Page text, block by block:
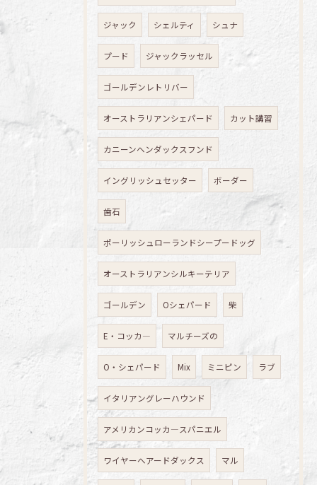
ジャック シェルティ シュナ
プード ジャックラッセル
ゴールデンレトリバー
オーストラリアンシェパード カット講習
カニーンヘンダックスフンド
イングリッシュセッター ボーダー
歯石
ポーリッシュローランドシープードッグ
オーストラリアンシルキーテリア
ゴールデン Oシェパード 柴
E・コッカ― マルチーズの
O・シェパード Mix ミニピン ラブ
イタリアングレーハウンド
アメリカンコッカ―スパニエル
ワイヤーへアードダックス マル